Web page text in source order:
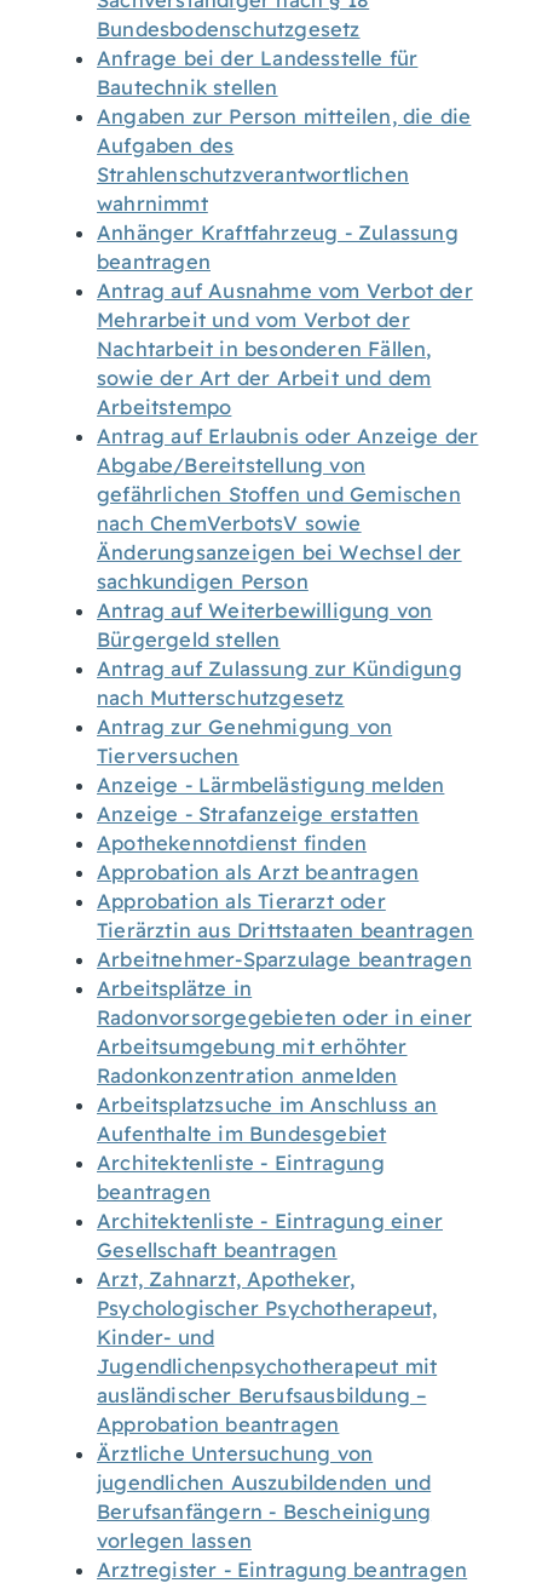
Bundesbodenschutzgesetz
Anfrage bei der Landesstelle für
Bautechnik stellen
Angaben zur Person mitteilen, die die
Aufgaben des
Strahlenschutzverantwortlichen
wahrnimmt
Anhänger Kraftfahrzeug - Zulassung
beantragen
Antrag auf Ausnahme vom Verbot der
Mehrarbeit und vom Verbot der
Nachtarbeit in besonderen Fällen,
sowie der Art der Arbeit und dem
Arbeitstempo
Antrag auf Erlaubnis oder Anzeige der
Abgabe/Bereitstellung von
gefährlichen Stoffen und Gemischen
nach ChemVerbotsV sowie
Änderungsanzeigen bei Wechsel der
sachkundigen Person
Antrag auf Weiterbewilligung von
Bürgergeld stellen
Antrag auf Zulassung zur Kündigung
nach Mutterschutzgesetz
Antrag zur Genehmigung von
Tierversuchen
Anzeige - Lärmbelästigung melden
Anzeige - Strafanzeige erstatten
Apothekennotdienst finden
Approbation als Arzt beantragen
Approbation als Tierarzt oder
Tierärztin aus Drittstaaten beantragen
Arbeitnehmer-Sparzulage beantragen
Arbeitsplätze in
Radonvorsorgegebieten oder in einer
Arbeitsumgebung mit erhöhter
Radonkonzentration anmelden
Arbeitsplatzsuche im Anschluss an
Aufenthalte im Bundesgebiet
Architektenliste - Eintragung
beantragen
Architektenliste - Eintragung einer
Gesellschaft beantragen
Arzt, Zahnarzt, Apotheker,
Psychologischer Psychotherapeut,
Kinder- und
Jugendlichenpsychotherapeut mit
ausländischer Berufsausbildung –
Approbation beantragen
Ärztliche Untersuchung von
jugendlichen Auszubildenden und
Berufsanfängern - Bescheinigung
vorlegen lassen
Arztregister - Eintragung beantragen